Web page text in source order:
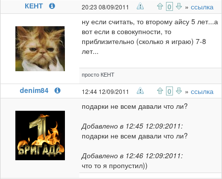
КЕНТ
20:23 08/09/2011 0 » ссылка
ну если считать, то второму айсу 5 лет...а
вот если в совокупности, то
приблизительно (сколько я играю) 7-8
лет...
просто КЕНТ
denim84 12:44 12/09/2011 0 » ссылка
подарки не всем давали что ли?
Добавлено в 12:45 12:09:2011:
подарки не всем давали что ли?
Добавлено в 12:46 12:09:2011:
что то я пропустил))